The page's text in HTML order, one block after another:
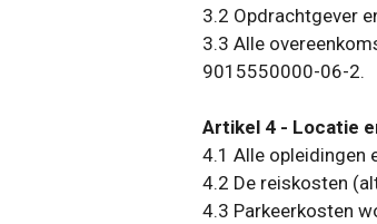
3.2 Opdrachtgever
3.3 Alle
9015550000-06-2.
Artikel 4 - Locatie
4.1 Alle opleidingen
4.2 De reiskosten
4.3 Parkeerkosten